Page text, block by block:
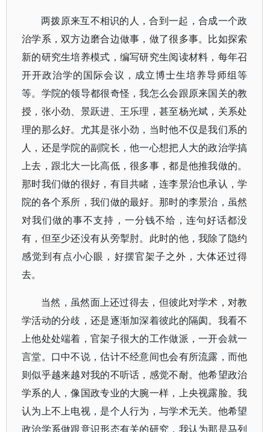
两拨原来互不相识的人，合到一起，合成一个政
治学系，双方边磨合边做事，做了很多事。比如探索
新的研究生培养模式，编写研究生阅读材料，每年召
开开政治学的国际会议，成立博士生培养导师组等
等。学院的领导都很奇怪，我怎么会跟原来国关的教
授，张小劲、景跃进、王乐理，甚至杨光斌，关系处
理的那么好。尤其是张小劲，当时他不仅是我们系的
人，还是学院的副院长，他一心想把人大的政治学搞
上去，跟北大一比高低，很多事，都是他推我做的。
那时我们做的很好，有目共睹，连李景治也承认，学
院的各个系所，我们做的最好。那时的李景治，虽然
对我们做的事不支持，一分钱不给，连句好话都没
有，但至少还没有从旁掣肘。此时的他，我除了隐约
感觉到有点小心眼，好摆官架子之外，大体还过得
去。
当然，虽然面上还过得去，但彼此对学术，对教
学活动的分歧，还是逐渐加深着彼此的隔阂。我看不
上他处处端着，官架子很大的工作做派，一开会就一
言堂。口中不说，估计不经意间也会有所流露，而他
则似乎越来越对我的不听话，感觉不耐。他希望政治
学系的人，像国政专业的大腕一样，上央视露脸。我
认为上不上电视，是个人行为，与学术无关。他希望
政治学系做跟意识形态有关的研究，我认为那是马列